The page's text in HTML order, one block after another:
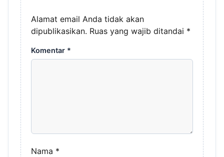
Alamat email Anda tidak akan
dipublikasikan. Ruas yang wajib ditandai *
Komentar *
Nama *